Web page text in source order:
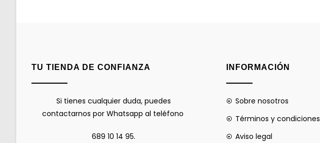
TU TIENDA DE CONFIANZA
Si tienes cualquier duda, puedes
contactarnos por Whatsapp al teléfono
689 10 14 95.
INFORMACIÓN
Sobre nosotros
Términos y condiciones
Aviso legal